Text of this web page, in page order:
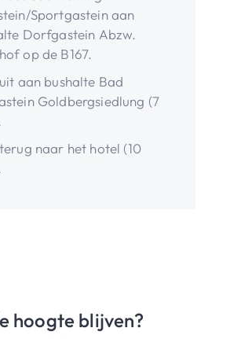
Sportgastein aan
Dorfgastein Abzw.
op de B167.
aan bushalte Bad
Goldbergsiedlung (7
naar het hotel (10
hoogte blijven?